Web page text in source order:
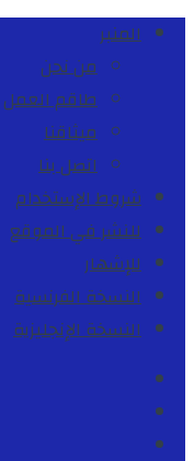
المنبر
من نحن
طاقم العمل
ميثاقنا
اتصل بنا
شروط الإستخدام
للنشر في الموقع
للإشهار
النسخة الفرنسية
النسخة الإنجليزية